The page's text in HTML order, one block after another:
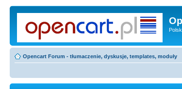
Opencart Forum - tłumaczenie, dyskusje, templates, moduły